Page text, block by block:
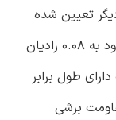
تعیین شده
است. به عنوان مثال، چرخش اتصال محدود به 0.08 رادیان
طول برابر
برشی